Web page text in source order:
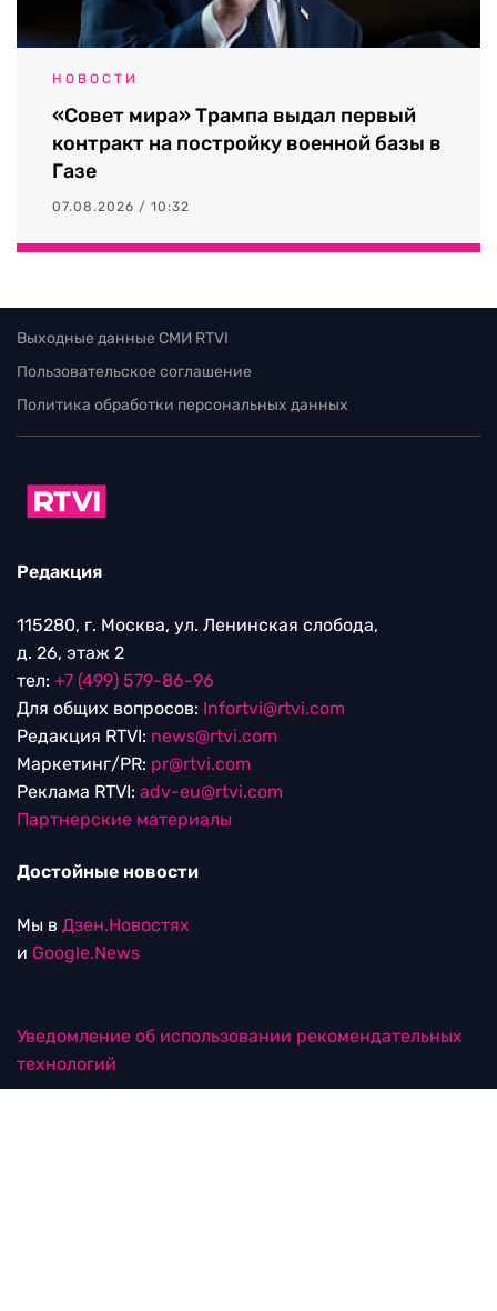
НОВОСТИ
«Совет мира» Трампа выдал первый
контракт на постройку военной базы в
Газе
07.08.2026 / 10:32
Выходные данные СМИ RTVI
Пользовательское соглашение
Политика обработки персональных данных
Редакция
115280, г. Москва, ул. Ленинская слобода,
д. 26, этаж 2
тел: +7 (499) 579-86-96
Для общих вопросов: Infortvi@rtvi.com
Редакция RTVI: news@rtvi.com
Маркетинг/PR: pr@rtvi.com
Реклама RTVI: adv-eu@rtvi.com
Партнерские материалы
Достойные новости
Мы в Дзен.Новостях
и Google.News
Уведомление об использовании рекомендательных
технологий